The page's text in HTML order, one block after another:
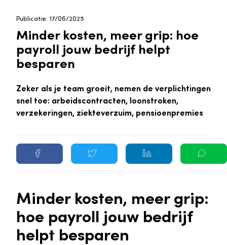
Publicatie: 17/06/2025
Minder kosten, meer grip: hoe
payroll jouw bedrijf helpt
besparen
Zeker als je team groeit, nemen de verplichtingen
snel toe: arbeidscontracten, loonstroken,
verzekeringen, ziekteverzuim, pensioenpremies
Minder kosten, meer grip:
hoe payroll jouw bedrijf
helpt besparen